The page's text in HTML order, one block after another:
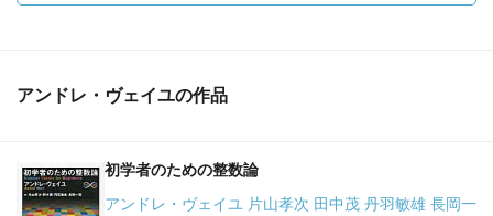
アンドレ・ヴェイユの作品
初学者のための整数論
アンドレ・ヴェイユ 片山孝次 田中茂 丹羽敏雄 長岡一